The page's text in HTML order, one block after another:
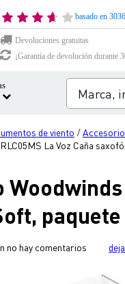
basado en
Devoluciones gratuitas
¡Garantía de devolución durante
de viento /
La Voz Caña
no hay comentarios